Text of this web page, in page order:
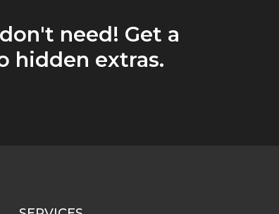
need! Get a
hidden extras.